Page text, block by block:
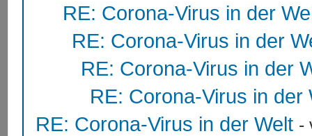
RE: Corona-Virus in der
RE: Corona-Virus in der
RE: Corona-Virus in der
RE: Corona-Virus in der
RE: Corona-Virus in der Welt -